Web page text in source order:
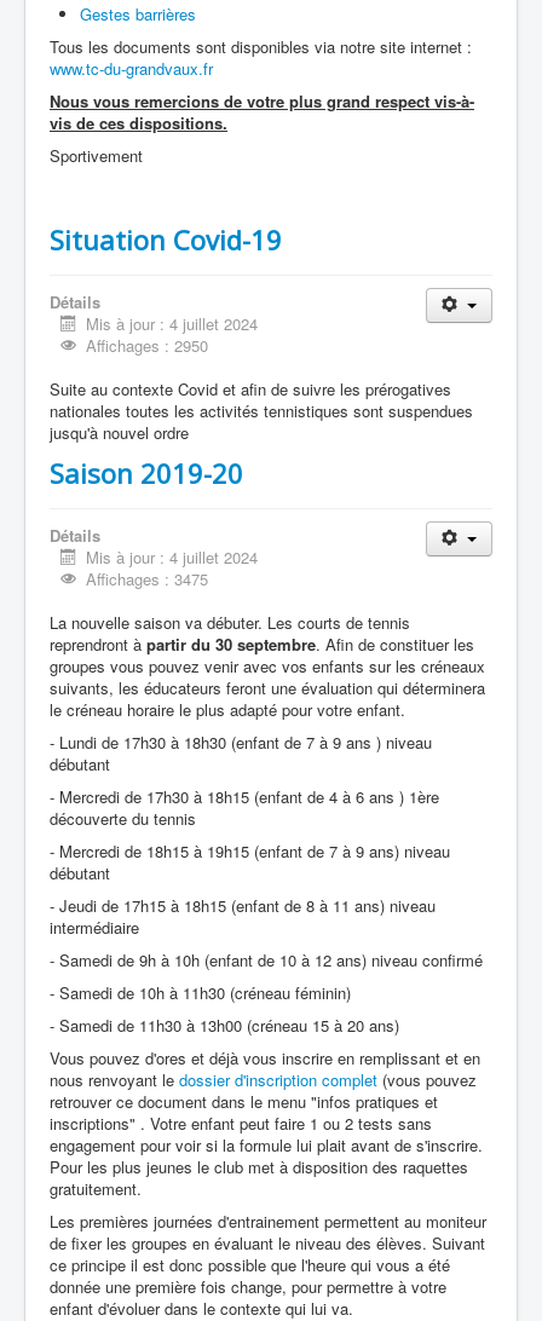
Gestes barrières
Tous les documents sont disponibles via notre site internet :
www.tc-du-grandvaux.fr
Nous vous remercions de votre plus grand respect vis-à-
vis de ces dispositions.
Sportivement
Situation Covid-19
Détails
Mis à jour : 4 juillet 2024
Affichages : 2950
Suite au contexte Covid et afin de suivre les prérogatives
nationales toutes les activités tennistiques sont suspendues
jusqu'à nouvel ordre
Saison 2019-20
Détails
Mis à jour : 4 juillet 2024
Affichages : 3475
La nouvelle saison va débuter. Les courts de tennis
reprendront à partir du 30 septembre. Afin de constituer les
groupes vous pouvez venir avec vos enfants sur les créneaux
suivants, les éducateurs feront une évaluation qui déterminera
le créneau horaire le plus adapté pour votre enfant.
- Lundi de 17h30 à 18h30 (enfant de 7 à 9 ans ) niveau
débutant
- Mercredi de 17h30 à 18h15 (enfant de 4 à 6 ans ) 1ère
découverte du tennis
- Mercredi de 18h15 à 19h15 (enfant de 7 à 9 ans) niveau
débutant
- Jeudi de 17h15 à 18h15 (enfant de 8 à 11 ans) niveau
intermédiaire
- Samedi de 9h à 10h (enfant de 10 à 12 ans) niveau confirmé
- Samedi de 10h à 11h30 (créneau féminin)
- Samedi de 11h30 à 13h00 (créneau 15 à 20 ans)
Vous pouvez d'ores et déjà vous inscrire en remplissant et en
nous renvoyant le dossier d'inscription complet (vous pouvez
retrouver ce document dans le menu "infos pratiques et
inscriptions" . Votre enfant peut faire 1 ou 2 tests sans
engagement pour voir si la formule lui plait avant de s'inscrire.
Pour les plus jeunes le club met à disposition des raquettes
gratuitement.
Les premières journées d'entrainement permettent au moniteur
de fixer les groupes en évaluant le niveau des élèves. Suivant
ce principe il est donc possible que l'heure qui vous a été
donnée une première fois change, pour permettre à votre
enfant d'évoluer dans le contexte qui lui va.